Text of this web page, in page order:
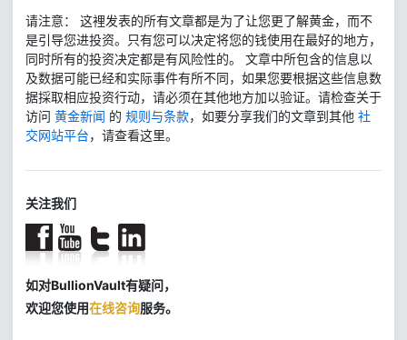
请注意： 这裡发表的所有文章都是为了让您更了解黄金，而不
是引导您进投资。只有您可以决定将您的钱使用在最好的地方，
同时所有的投资决定都是有风险性的。 文章中所包含的信息以
及数据可能已经和实际事件有所不同，如果您要根据这些信息数
据採取相应投资行动，请必须在其他地方加以验证。请检查关于
访问 黄金新闻 的 规则与条款，如要分享我们的文章到其他 社
交网站平台，请查看这里。
关注我们
如对BullionVault有疑问，
欢迎您使用在线咨询服务。